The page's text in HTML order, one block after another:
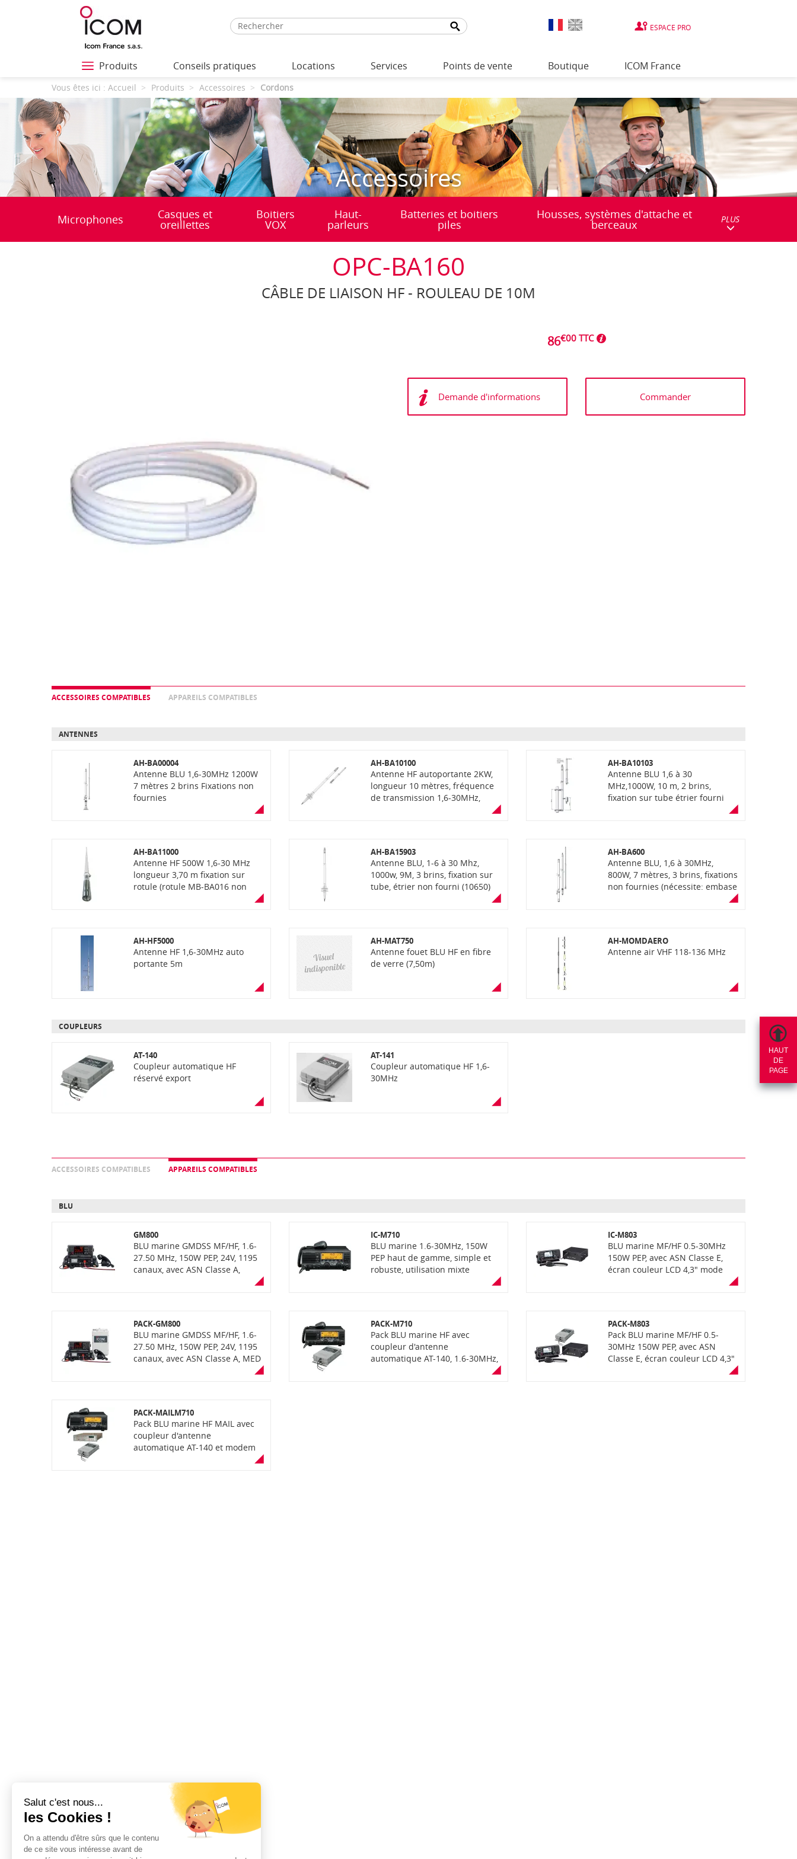
ESPACE PRO
Produits Conseils pratiques Locations Services Points de vente Boutique ICOM France
Vous êtes ici : Accueil Produits Accessoires Cordons
Accessoires
Microphones Casques et
oreillettes
Boitiers
VOX
Haut-
parleurs
Batteries et boitiers
piles
Housses, systèmes d'attache et
berceaux PLUS
HAUT
DE
PAGE
OPC-BA160
CÂBLE DE LIAISON HF - ROULEAU DE 10M
86€00 TTC
Demande d'informations Commander
ACCESSOIRES COMPATIBLES APPAREILS COMPATIBLES
ANTENNES
AH-BA00004
Antenne BLU 1,6-30MHz 1200W
7 mètres 2 brins Fixations non
fournies
AH-BA10100
Antenne HF autoportante 2KW,
longueur 10 mètres, fréquence
de transmission 1,6-30MHz,
AH-BA10103
Antenne BLU 1,6 à 30
MHz,1000W, 10 m, 2 brins,
fixation sur tube étrier fourni
AH-BA11000
Antenne HF 500W 1,6-30 MHz
longueur 3,70 m fixation sur
rotule (rotule MB-BA016 non
fournie). Idéal pour radios ASN.
AH-BA15903
Antenne BLU, 1-6 à 30 Mhz,
1000w, 9M, 3 brins, fixation sur
tube, étrier non fourni (10650)
AH-BA600
Antenne BLU, 1,6 à 30MHz,
800W, 7 mètres, 3 brins, fixations
non fournies (nécessite: embase
AH-HF5000
Antenne HF 1,6-30MHz auto
portante 5m
AH-MAT750
Antenne fouet BLU HF en fibre
de verre (7,50m)
AH-MOMDAERO
Antenne air VHF 118-136 MHz
COUPLEURS
AT-140
Coupleur automatique HF
réservé export
AT-141
Coupleur automatique HF 1,6-
30MHz
ACCESSOIRES COMPATIBLES APPAREILS COMPATIBLES
BLU
GM800
BLU marine GMDSS MF/HF, 1.6-
27.50 MHz, 150W PEP, 24V, 1195
canaux, avec ASN Classe A,
étanchéité IPX7 de la face avant
IC-M710
BLU marine 1.6-30MHz, 150W
PEP haut de gamme, simple et
robuste, utilisation mixte
IC-M803
BLU marine MF/HF 0.5-30MHz
150W PEP, avec ASN Classe E,
écran couleur LCD 4,3" mode
jour/nuit, étanchéité IPX7 (pour
NMEA0183, pupitre de contrôle
déporté 12V. Livrée avec
antenne GPS externe pour
récepteur GNSS et 5m de câble,
télécommande et 5m de câble,
PACK-GM800
BLU marine GMDSS MF/HF, 1.6-
27.50 MHz, 150W PEP, 24V, 1195
canaux, avec ASN Classe A, MED
(Wheel Mark), étanchéité IPX7 de
PACK-M710
Pack BLU marine HF avec
coupleur d'antenne
automatique AT-140, 1.6-30MHz,
PACK-M803
Pack BLU marine MF/HF 0.5-
30MHz 150W PEP, avec ASN
Classe E, écran couleur LCD 4,3"
mode jour/nuit, étanchéité IPX7
PACK-MAILM710
Pack BLU marine HF MAIL avec
coupleur d'antenne
automatique AT-140 et modem
PACTOR III PRO USB, 1.6-30MHz